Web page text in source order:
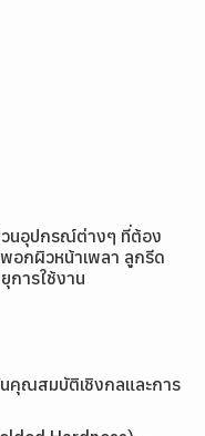
วนอุปกรณ์ต่างๆ ที่ต้อง
อกผิวหน้าเพลา ลูกรีด
การใช้งาน
คุณสมบัติเชิงกลและการ